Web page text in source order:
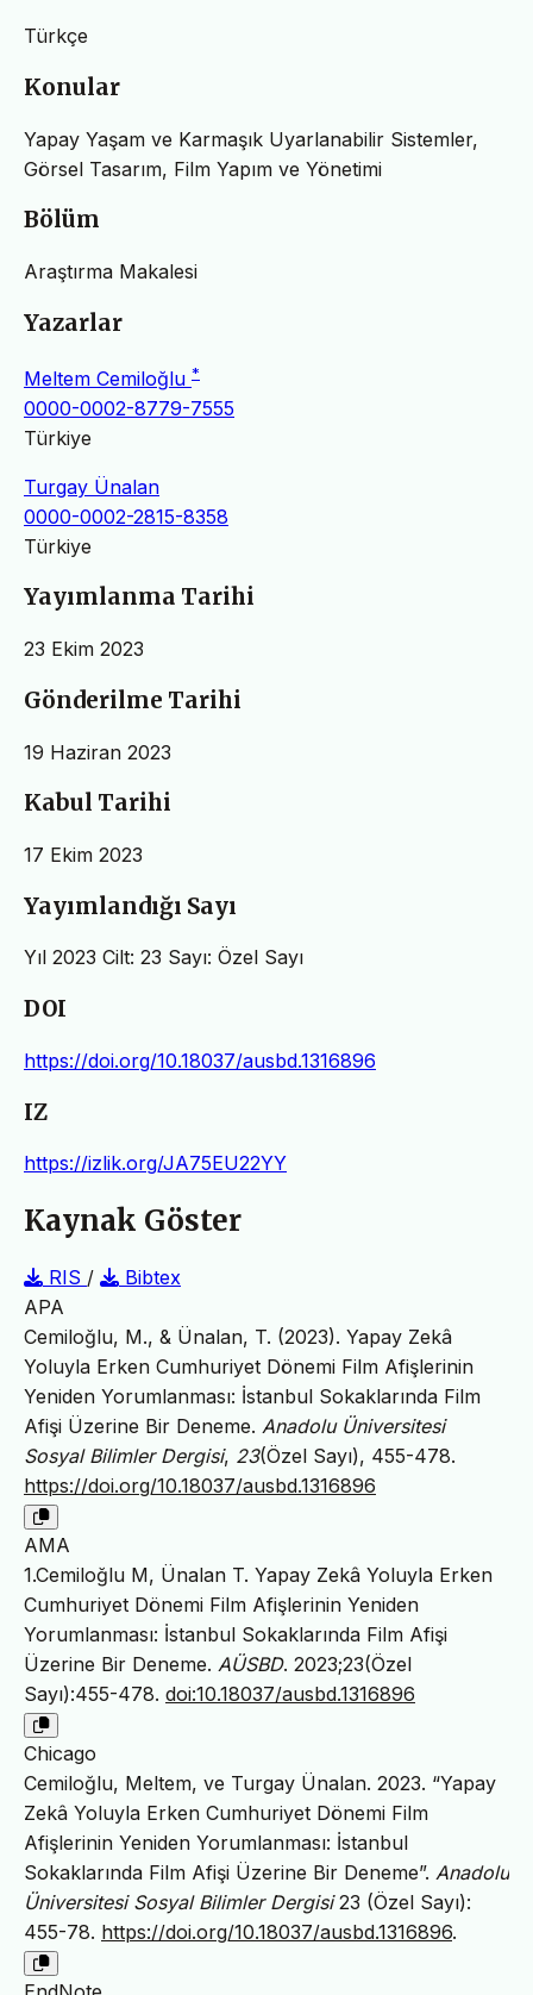
Türkçe
Konular
Yapay Yaşam ve Karmaşık Uyarlanabilir Sistemler,
Görsel Tasarım, Film Yapım ve Yönetimi
Bölüm
Araştırma Makalesi
Yazarlar
Meltem Cemiloğlu *
0000-0002-8779-7555
Türkiye
Turgay Ünalan
0000-0002-2815-8358
Türkiye
Yayımlanma Tarihi
23 Ekim 2023
Gönderilme Tarihi
19 Haziran 2023
Kabul Tarihi
17 Ekim 2023
Yayımlandığı Sayı
Yıl 2023 Cilt: 23 Sayı: Özel Sayı
DOI
https://doi.org/10.18037/ausbd.1316896
IZ
https://izlik.org/JA75EU22YY
Kaynak Göster
RIS /
Bibtex
APA
Cemiloğlu, M., & Ünalan, T. (2023). Yapay Zekâ
Yoluyla Erken Cumhuriyet Dönemi Film Afişlerinin
Yeniden Yorumlanması: İstanbul Sokaklarında Film
Afişi Üzerine Bir Deneme. Anadolu Üniversitesi
Sosyal Bilimler Dergisi, 23(Özel Sayı), 455-478.
https://doi.org/10.18037/ausbd.1316896
AMA
1.Cemiloğlu M, Ünalan T. Yapay Zekâ Yoluyla Erken
Cumhuriyet Dönemi Film Afişlerinin Yeniden
Yorumlanması: İstanbul Sokaklarında Film Afişi
Üzerine Bir Deneme. AÜSBD. 2023;23(Özel
Sayı):455-478. doi:10.18037/ausbd.1316896
Chicago
Cemiloğlu, Meltem, ve Turgay Ünalan. 2023. “Yapay
Zekâ Yoluyla Erken Cumhuriyet Dönemi Film
Afişlerinin Yeniden Yorumlanması: İstanbul
Sokaklarında Film Afişi Üzerine Bir Deneme”. Anadolu
Üniversitesi Sosyal Bilimler Dergisi23 (Özel Sayı):
455-78. https://doi.org/10.18037/ausbd.1316896.